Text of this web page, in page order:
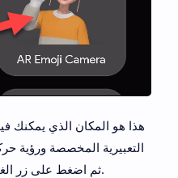
هذا هو المكان الذي يمكنك
التعبيرية المخصصة ورؤية
رمز تعبيري AR ثم اضغط على زر الغالق لالتقاط صورة.